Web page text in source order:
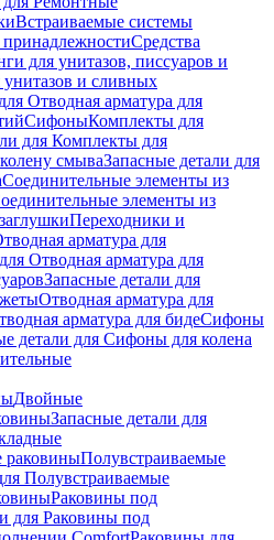
Встраиваемые системы
Средства
для унитазов, писсуаров и
унитазов и сливных
Отводная арматура для
СифоныКомплекты для
для Комплекты для
смываЗапасные детали для
Соединительные элементы из
элементы из
Переходники и
арматура для
Отводная арматура для
Запасные детали для
Отводная арматура для
арматура для бидеСифоны
детали для Сифоны для колена
Двойные
Запасные детали для
раковиныПолувстраиваемые
Полувстраиваемые
Раковины под
для Раковины под